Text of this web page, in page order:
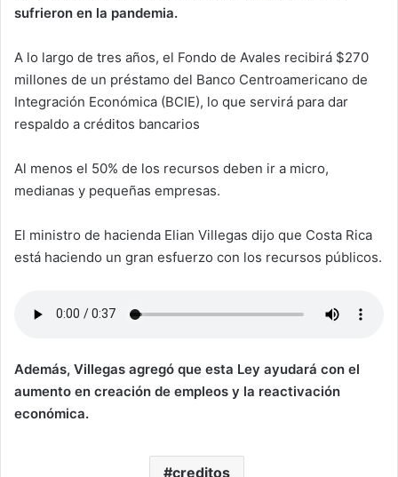
sufrieron en la pandemia.
A lo largo de tres años, el Fondo de Avales recibirá $270
millones de un préstamo del Banco Centroamericano de
Integración Económica (BCIE), lo que servirá para dar
respaldo a créditos bancarios
Al menos el 50% de los recursos deben ir a micro,
medianas y pequeñas empresas.
El ministro de hacienda Elian Villegas dijo que Costa Rica
está haciendo un gran esfuerzo con los recursos públicos.
Además, Villegas agregó que esta Ley ayudará con el
aumento en creación de empleos y la reactivación
económica.
creditos